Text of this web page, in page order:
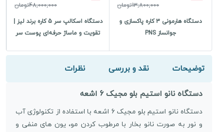
13,800,000تومان
دستگاه هارمونی 3 کاره پاکسازی و
جوانساز PNS
48,000,000تومان
دستگاه اسکالپ سر 5 کاره برند لیز |
تقویت و ماساژ حرفه‌ای پوست سر
توضیحات نقد و بررسی نظرات
دستگاه نانو استیم بلو مجیک 6 اشعه
دستگاه نانو استیم بلو مجیک 6 اشعه با استفاده از تکنولوژی آب
و نور به صورت نانو بخار با مرطوب کردن مو، یون های منفی و